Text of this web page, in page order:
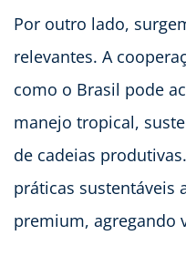
Por outro lado,
relevantes. A
como o Brasil pode
manejo tropical,
de cadeias
práticas sustentáveis
premium, agregando